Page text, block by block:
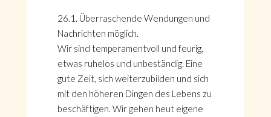
26.1. Überraschende Wendungen und
Nachrichten möglich.
Wir sind temperamentvoll und feurig,
etwas ruhelos und unbeständig. Eine
gute Zeit, sich weiterzubilden und sich
mit den höheren Dingen des Lebens zu
beschäftigen. Wir gehen heut eigene